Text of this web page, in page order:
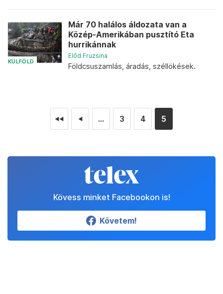
KÜLFÖLD
Már 70 halálos áldozata van a
Közép-Amerikában pusztító Eta
hurrikánnak
Előd Fruzsina
Földcsuszamlás, áradás, széllökések.
◄◄ ◄ ... 3 4 5
Kövess minket Facebookon is!
Követem!